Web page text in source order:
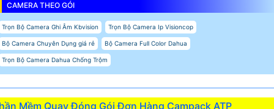
CAMERA THEO GÓI
Trọn Bộ Camera Ghi Âm Kbvision Trọn Bộ Camera Ip Visioncop
Bộ Camera Chuyên Dụng giá rẻ Bộ Camera Full Color Dahua
Trọn Bộ Camera Dahua Chống Trộm
Mềm Quay Đóng Gói Đơn Hàng Campack ATP